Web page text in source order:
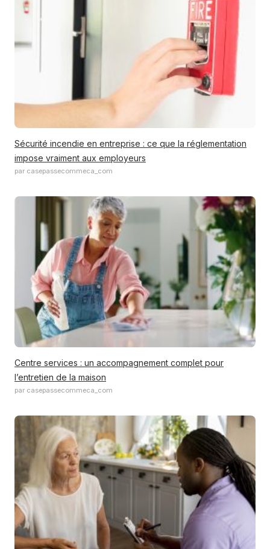
Sécurité incendie en entreprise : ce que la réglementation
impose vraiment aux employeurs
par casepassecommeca_com
Centre services : un accompagnement complet pour
l’entretien de la maison
par casepassecommeca_com